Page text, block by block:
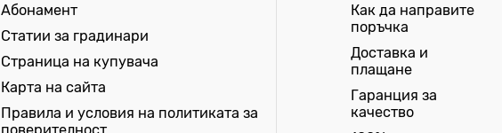
Абонамент
Статии за градинари
Страница на купувача
Карта на сайта
Правила и условия на политиката за
Как да направите
поръчка
Доставка и
плащане
Гаранция за
качество